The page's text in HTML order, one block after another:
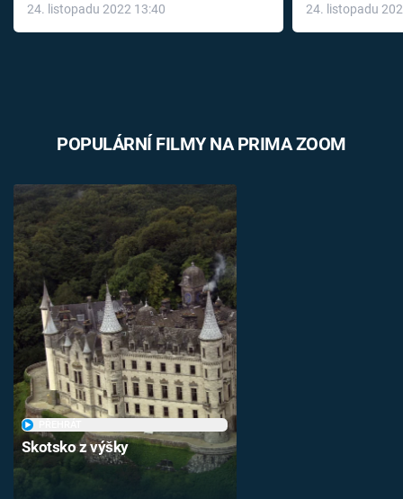
24. listopadu 2022 13:40
léky
24. listopadu
POPULÁRNÍ FILMY NA PRIMA ZOOM
Skotsko z výšky